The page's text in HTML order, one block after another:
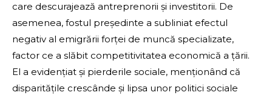
care descurajează antreprenorii și investitorii. De
asemenea, fostul președinte a subliniat efectul
negativ al emigrării forței de muncă specializate,
factor ce a slăbit competitivitatea economică a țării.
El a evidențiat și pierderile sociale, menționând că
disparitățile crescânde și lipsa unor politici sociale